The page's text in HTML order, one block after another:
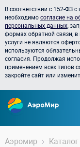
В соответствии с 152-ФЗ с
необходимосогласие на
персональных данных ,
формах обратной связи,
услуги не являются
используются
согласия. Продолжая
применением всех типов
закройте сайт или
Аэромир Каталог